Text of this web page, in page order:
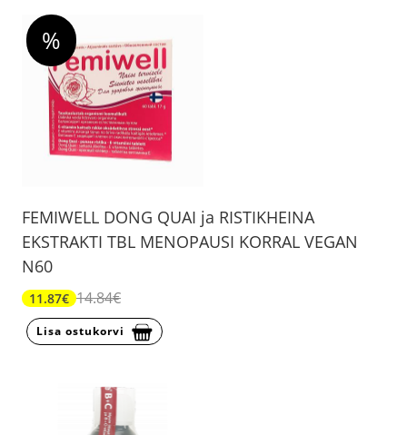
%
FEMIWELL DONG QUAI ja RISTIKHEINA
EKSTRAKTI TBL MENOPAUSI KORRAL VEGAN
N60
11.87€ 14.84€
Lisa ostukorvi